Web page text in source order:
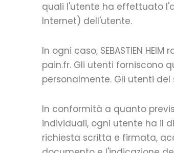
quali l'utente ha effettuato
Internet) dell'utente.
In ogni caso, SEBASTIEN
pain.fr. Gli utenti forniscono
personalmente. Gli utenti
In conformità a quanto
individuali, ogni utente ha il
richiesta scritta e firmata,